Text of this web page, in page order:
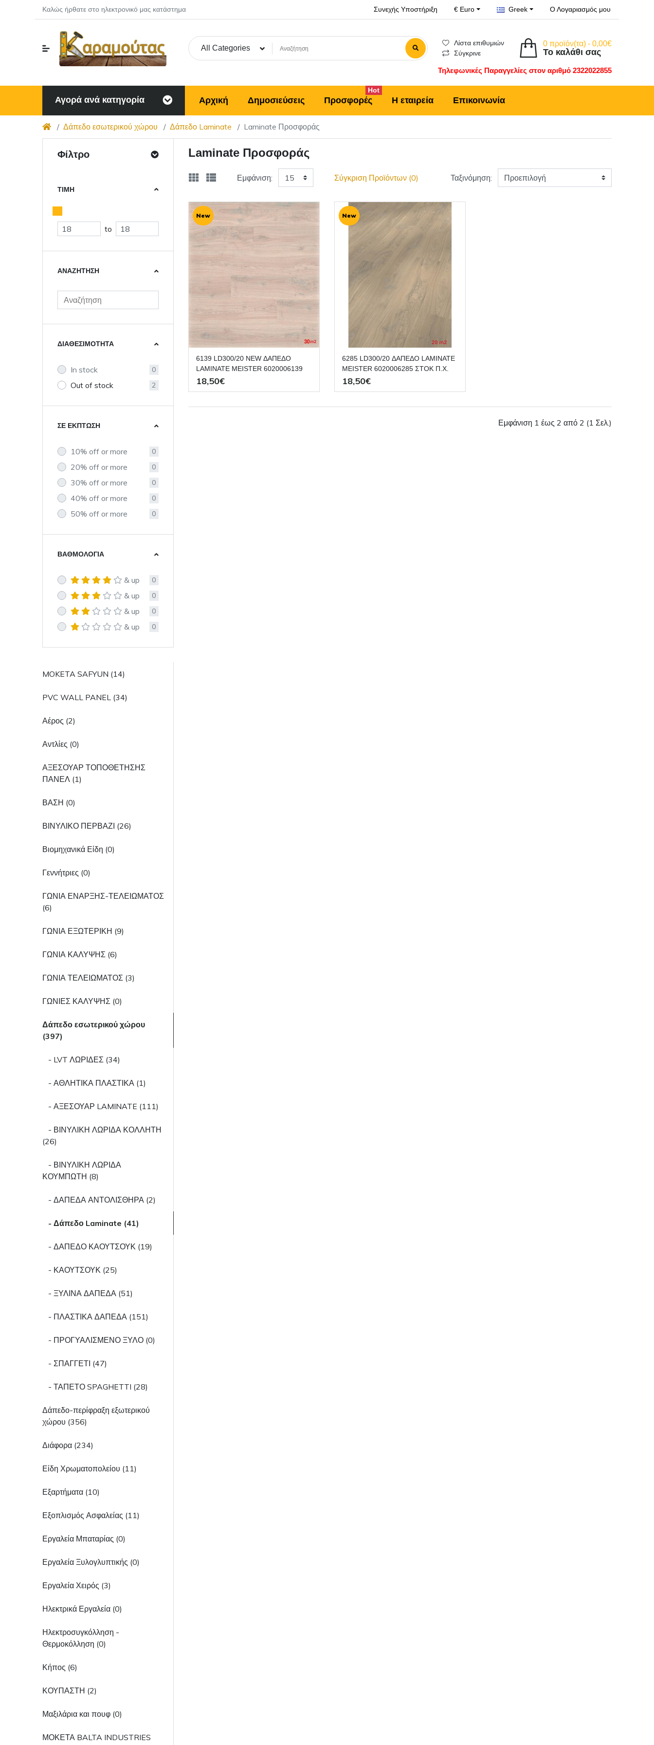
Καλώς ήρθατε στο ηλεκτρονικό μας κατάστημα Συνεχής Υποστήριξη € Euro Greek Ο Λογαριασμός μου
All Categories
Λίστα επιθυμιών
Σύγκρινε
Το καλάθι σας
0 προϊόν(τα) - 0,00€
Τηλεφωνικές Παραγγελίες στον αριθμό 2322022855
Αγορά ανά κατηγορία Αρχική Δημοσιεύσεις Προσφορές
Hot
Η εταιρεία Επικοινωνία
Δάπεδο εσωτερικού χώρου Δάπεδο Laminate Laminate Προσφοράς
Φίλτρο
ΤΙΜΉ
to
ΑΝΑΖΉΤΗΣΗ
ΔΙΑΘΕΣΙΜΌΤΗΤΑ
In stock 0
Out of stock 2
ΣΕ ΈΚΠΤΩΣΗ
10% off or more 0
20% off or more 0
30% off or more 0
40% off or more 0
50% off or more 0
ΒΑΘΜΟΛΟΓΊΑ
& up 0
& up 0
& up 0
& up 0
MOKETA SAFYUN (14)
PVC WALL PANEL (34)
Αέρος (2)
Αντλίες (0)
ΑΞΕΣΟΥΑΡ ΤΟΠΟΘΕΤΗΣΗΣ
ΠΑΝΕΛ (1)
ΒΑΣΗ (0)
ΒΙΝΥΛΙΚΟ ΠΕΡΒΑΖΙ (26)
Βιομηχανικά Είδη (0)
Γεννήτριες (0)
ΓΩΝΙΑ ΕΝΑΡΞΗΣ-ΤΕΛΕΙΩΜΑΤΟΣ
(6)
ΓΩΝΙΑ ΕΞΩΤΕΡΙΚΗ (9)
ΓΩΝΙΑ ΚΑΛΥΨΗΣ (6)
ΓΩΝΙΑ ΤΕΛΕΙΩΜΑΤΟΣ (3)
ΓΩΝΙΕΣ ΚΑΛΥΨΗΣ (0)
Δάπεδο εσωτερικού χώρου
(397)
- LVT ΛΩΡΙΔΕΣ (34)
- ΑΘΛΗΤΙΚΑ ΠΛΑΣΤΙΚΑ (1)
- ΑΞΕΣΟΥΑΡ LAMINATE (111)
- ΒΙΝΥΛΙΚΗ ΛΩΡΙΔΑ ΚΟΛΛΗΤΗ
(26)
- ΒΙΝΥΛΙΚΗ ΛΩΡΙΔΑ
ΚΟΥΜΠΩΤΗ (8)
- ΔΑΠΕΔΑ ΑΝΤΟΛΙΣΘΗΡΑ (2)
- Δάπεδο Laminate (41)
- ΔΑΠΕΔΟ ΚΑΟΥΤΣΟΥΚ (19)
- ΚΑΟΥΤΣΟΥΚ (25)
- ΞΥΛΙΝΑ ΔΑΠΕΔΑ (51)
- ΠΛΑΣΤΙΚΑ ΔΑΠΕΔΑ (151)
- ΠΡΟΓΥΑΛΙΣΜΕΝΟ ΞΥΛΟ (0)
- ΣΠΑΓΓΕΤΙ (47)
- ΤΑΠΕΤΟ SPAGHETTI (28)
Δάπεδο-περίφραξη εξωτερικού
χώρου (356)
Διάφορα (234)
Είδη Χρωματοπολείου (11)
Εξαρτήματα (10)
Εξοπλισμός Ασφαλείας (11)
Εργαλεία Μπαταρίας (0)
Εργαλεία Ξυλογλυπτικής (0)
Εργαλεία Χειρός (3)
Ηλεκτρικά Εργαλεία (0)
Ηλεκτροσυγκόλληση -
Θερμοκόλληση (0)
Κήπος (6)
ΚΟΥΠΑΣΤΗ (2)
Μαξιλάρια και πουφ (0)
ΜΟΚΕΤΑ BALTA INDUSTRIES
Laminate Προσφοράς
Εμφάνιση: Σύγκριση Προϊόντων (0) Ταξινόμηση:
New
6139 LD300/20 NEW ΔΑΠΕΔΟ
LAMINATE MEISTER 6020006139
ΣΤΟΚ Π.Χ. NewPlan
18,50€
New
6285 LD300/20 ΔΑΠΕΔΟ LAMINATE
MEISTER 6020006285 ΣΤΟΚ Π.Χ.
NewPlan
18,50€
Εμφάνιση 1 έως 2 από 2 (1 Σελ.)